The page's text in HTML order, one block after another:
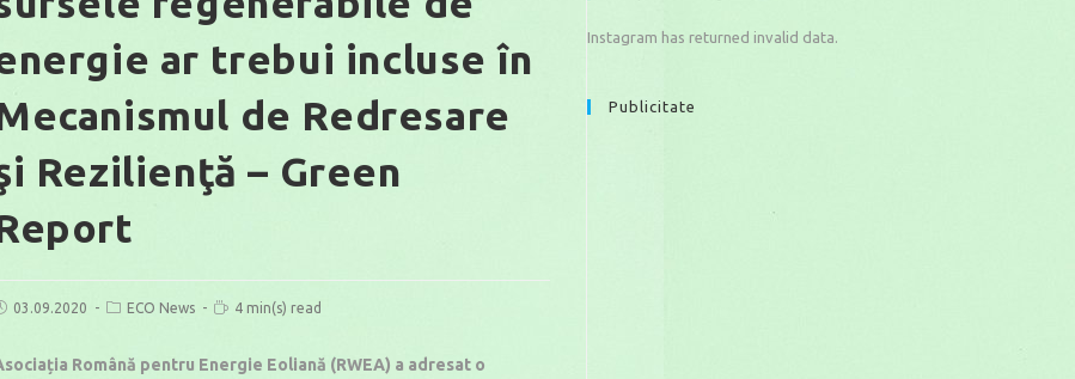
ar trebui incluse în
de Redresare
Rezilienţă – Green
03.09.2020
PostECO News
Reading
4 min(s) read
Română pentru Energie Eoliană (RWEA) a adresat o
Instagram has returned invalid data.
Publicitate